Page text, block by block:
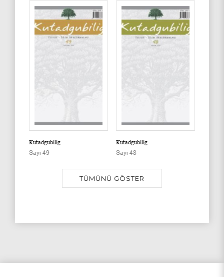
Kutadgubilig
Sayı 49
Kutadgubilig
Sayı 48
TÜMÜNÜ GÖSTER